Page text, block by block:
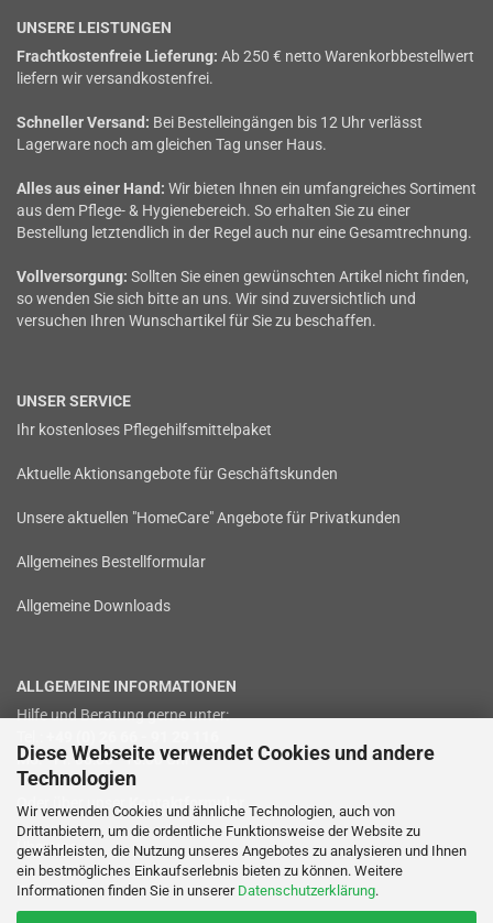
Diese Webseite verwendet Cookies und andere
Technologien
Wir verwenden Cookies und ähnliche Technologien, auch von
Drittanbietern, um die ordentliche Funktionsweise der Website zu
gewährleisten, die Nutzung unseres Angebotes zu analysieren und Ihnen
ein bestmögliches Einkaufserlebnis bieten zu können. Weitere
Informationen finden Sie in unserer Datenschutzerklärung.
UNSERE LEISTUNGEN
Frachtkostenfreie Lieferung: Ab 250 € netto Warenkorbbestellwert
liefern wir versandkostenfrei.
Schneller Versand: Bei Bestelleingängen bis 12 Uhr verlässt
Lagerware noch am gleichen Tag unser Haus.
Alles aus einer Hand: Wir bieten Ihnen ein umfangreiches Sortiment
aus dem Pflege- & Hygienebereich. So erhalten Sie zu einer
Bestellung letztendlich in der Regel auch nur eine Gesamtrechnung.
Vollversorgung: Sollten Sie einen gewünschten Artikel nicht finden,
so wenden Sie sich bitte an uns. Wir sind zuversichtlich und
versuchen Ihren Wunschartikel für Sie zu beschaffen.
UNSER SERVICE
Ihr kostenloses Pflegehilfsmittelpaket
Aktuelle Aktionsangebote für Geschäftskunden
Unsere aktuellen "HomeCare" Angebote für Privatkunden
Allgemeines Bestellformular
Allgemeine Downloads
ALLGEMEINE INFORMATIONEN
Hilfe und Beratung gerne unter:
Mo. - Fr. 08:00 - 16:00 Uhr
Oder über unser Kontaktformular
Über uns
Service